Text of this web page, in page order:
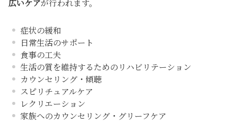
広いケアが行われます。
症状の緩和
日常生活のサポート
食事の工夫
生活の質を維持するためのリハビリテーション
カウンセリング・傾聴
スピリチュアルケア
レクリエーション
家族へのカウンセリング・グリーフケア